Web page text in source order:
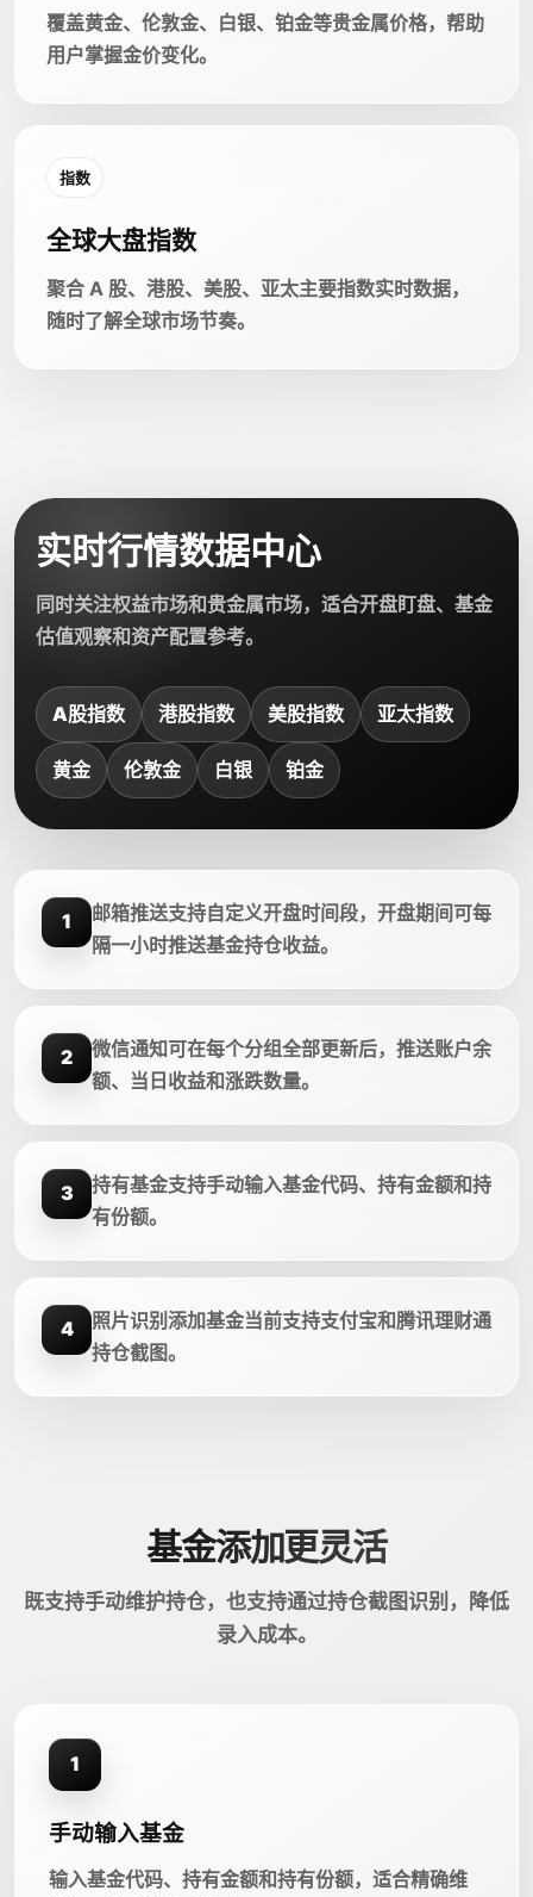
覆盖黄金、伦敦金、白银、铂金等贵金属价格，帮助
用户掌握金价变化。
指数
全球大盘指数
聚合 A 股、港股、美股、亚太主要指数实时数据，
随时了解全球市场节奏。
实时行情数据中心
同时关注权益市场和贵金属市场，适合开盘盯盘、基金
估值观察和资产配置参考。
A股指数 港股指数 美股指数 亚太指数
黄金 伦敦金 白银 铂金
1
邮箱推送支持自定义开盘时间段，开盘期间可每
隔一小时推送基金持仓收益。
2
微信通知可在每个分组全部更新后，推送账户余
额、当日收益和涨跌数量。
3
持有基金支持手动输入基金代码、持有金额和持
有份额。
4
照片识别添加基金当前支持支付宝和腾讯理财通
持仓截图。
基金添加更灵活
既支持手动维护持仓，也支持通过持仓截图识别，降低
录入成本。
1
手动输入基金
输入基金代码、持有金额和持有份额，适合精确维